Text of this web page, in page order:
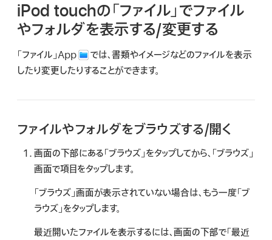
ザ
ガ
ド
を
索
iPod touchの「ファイル」でファイル
やフォルダを表示する/変更する
「ファイル」App
では、書類やイメージなどのファイルを表示
したり変更したりすることができます。
ファイルやフォルダをブラウズする/開く
画面の下部にある「ブラウズ」をタップしてから、「ブラウズ」
画面で項目をタップします。
「ブラウズ」画面が表示されていない場合は、もう一度「ブ
ラウズ」をタップします。
最近開いたファイルを表示するには、画面の下部で「最近